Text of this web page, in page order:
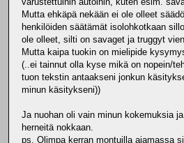
Mutta ehkäpä nekään ei ole olleet
henkilöiden säätämät isolohkotkaan
ole olleet, silti on savaget ja truggyt
Mutta kaipa tuokin on mielipide
(..ei tainnut olla kyse mikä on nopein/
tuon tekstin antaakseni jonkun
minun käsitykseni))
Ja nuohan oli vain minun kokemuksia
herneitä nokkaan.
ps. Olimpa kerran montuilla ajamassa